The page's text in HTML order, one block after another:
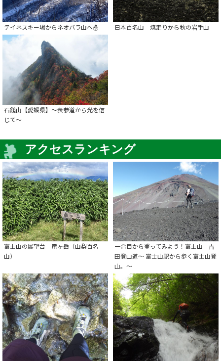
テイネスキー場からネオパラ山へ☃ 日本百名山 焼走りから秋の岩手山
石鎚山【愛媛県】～表参道から光を信
じて～
アクセスランキング
富士山の展望台 竜ヶ岳（山梨百名
山）
一合目から登ってみよう！富士山 吉
田登山道～ 富士山駅から歩く富士山登
山。～